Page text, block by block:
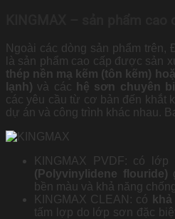
Ngoài các dòng sản phẩm trên,
là sản phẩm cao cấp được sản
thép nền mạ kẽm (tôn kẽm)
lạnh) và các hệ sơn chuyên
các yêu cầu từ cơ bản đến khắt
dự án và công trình khác nhau.
KINGMAX PVDF: có lớp
(Polyvinylidene flouride)
bền màu và khả năng
KINGMAX CLEAN: có
tấm lợp do lớp sơn đặc